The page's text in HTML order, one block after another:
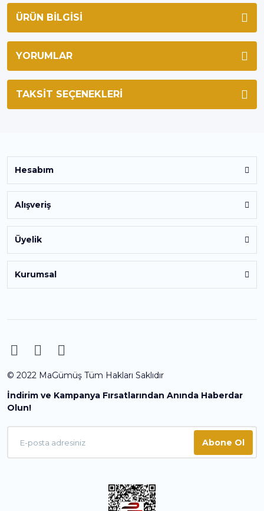
ÜRÜN BILGISI
YORUMLAR
TAKSIT SEÇENEKLERI
Hesabım
Alışveriş
Üyelik
Kurumsal
© 2022 MaGümüş Tüm Hakları Saklıdır
İndirim ve Kampanya Fırsatlarından Anında Haberdar
Olun!
Abone Ol